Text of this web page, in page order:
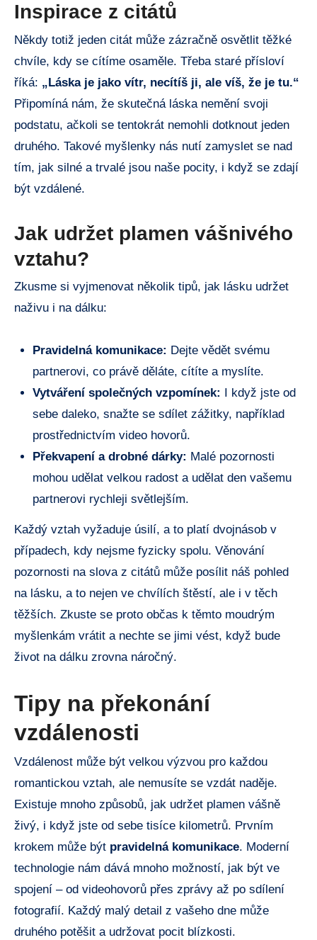
Inspirace z citátů
Někdy totiž jeden citát může zázračně osvětlit těžké
chvíle, kdy se cítíme osaměle. Třeba staré přísloví
říká: „Láska je jako vítr, necítíš ji, ale víš, že je tu.“
Připomíná nám, že skutečná láska nemění svoji
podstatu, ačkoli se tentokrát nemohli dotknout jeden
druhého. Takové myšlenky nás nutí zamyslet se nad
tím, jak silné a trvalé jsou naše pocity, i když se zdají
být vzdálené.
Jak udržet plamen vášnivého
vztahu?
Zkusme si vyjmenovat několik tipů, jak lásku udržet
naživu i na dálku:
Pravidelná komunikace: Dejte vědět svému
partnerovi, co právě děláte, cítíte a myslíte.
Vytváření společných vzpomínek: I když jste od
sebe daleko, snažte se sdílet zážitky, například
prostřednictvím video hovorů.
Překvapení a drobné dárky: Malé pozornosti
mohou udělat velkou radost a udělat den vašemu
partnerovi rychleji světlejším.
Každý vztah vyžaduje úsilí, a to platí dvojnásob v
případech, kdy nejsme fyzicky spolu. Věnování
pozornosti na slova z citátů může posílit náš pohled
na lásku, a to nejen ve chvílích štěstí, ale i v těch
těžších. Zkuste se proto občas k těmto moudrým
myšlenkám vrátit a nechte se jimi vést, když bude
život na dálku zrovna náročný.
Tipy na překonání
vzdálenosti
Vzdálenost může být velkou výzvou pro každou
romantickou vztah, ale nemusíte se vzdát naděje.
Existuje mnoho způsobů, jak udržet plamen vášně
živý, i když jste od sebe tisíce kilometrů. Prvním
krokem může být pravidelná komunikace. Moderní
technologie nám dává mnoho možností, jak být ve
spojení – od videohovorů přes zprávy až po sdílení
fotografií. Každý malý detail z vašeho dne může
druhého potěšit a udržovat pocit blízkosti.